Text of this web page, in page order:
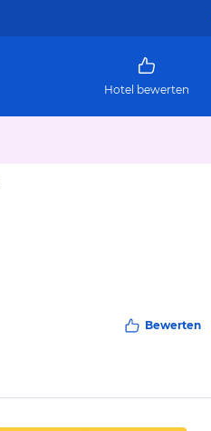
Hotel bewerten
Bewerten